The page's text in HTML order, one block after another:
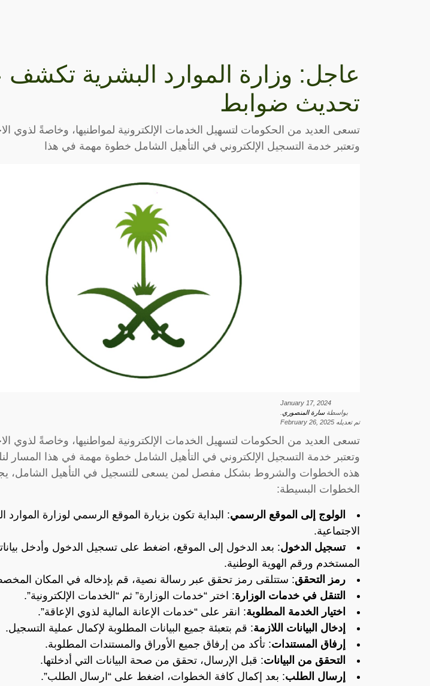
عاجل: وزارة الموارد البشرية
تحديث ضوابط
تسعى العديد من الحكومات لتسهيل الخدمات الإلكترونية لمواطنيها، وخاصةً لذوي
وتعتبر خدمة التسجيل الإلكتروني في التأهيل الشامل خطوة مهمة في هذا
January 17, 2024
بواسطةسارة المنصوري
تم تعديله February 26, 2025
تسعى العديد من الحكومات لتسهيل الخدمات الإلكترونية لمواطنيها، وخاصةً لذوي
وتعتبر خدمة التسجيل الإلكتروني في التأهيل الشامل خطوة مهمة في هذا المسار
هذه الخطوات والشروط بشكل مفصل لمن يسعى للتسجيل في التأهيل الشامل،
الخطوات البسيطة:
الولوج إلى الموقع الرسمي: البداية تكون بزيارة الموقع الرسمي لوزارة الموارد
الاجتماعية.
تسجيل الدخول: بعد الدخول إلى الموقع، اضغط على تسجيل الدخول وأدخل
المستخدم ورقم الهوية الوطنية.
رمز التحقق: ستتلقى رمز تحقق عبر رسالة نصية، قم بإدخاله في المكان
التنقل في خدمات الوزارة: اختر “خدمات الوزارة” ثم “الخدمات الإلكترونية”.
اختيار الخدمة المطلوبة: انقر على “خدمات الإعانة المالية لذوي الإعاقة”.
إدخال البيانات اللازمة: قم بتعبئة جميع البيانات المطلوبة لإكمال عملية التسجيل.
إرفاق المستندات: تأكد من إرفاق جميع الأوراق والمستندات المطلوبة.
التحقق من البيانات: قبل الإرسال، تحقق من صحة البيانات التي أدخلتها.
إرسال الطلب: بعد إكمال كافة الخطوات، اضغط على “ارسال الطلب”.